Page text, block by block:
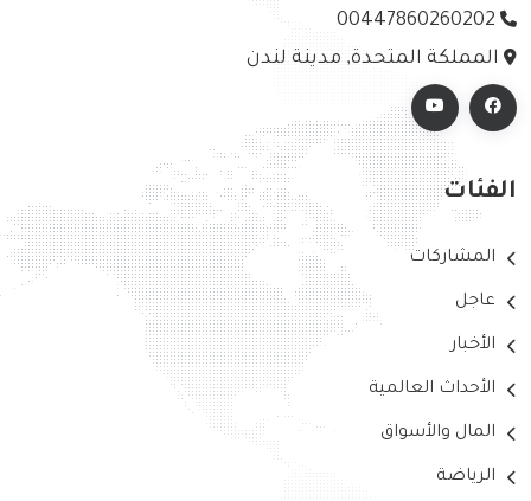
المملكة المتحدة, مدينة لندن
الفئات
المشاركات
عاجل
الأخبار
الأحداث العالمية
المال والأسواق
الرياضة